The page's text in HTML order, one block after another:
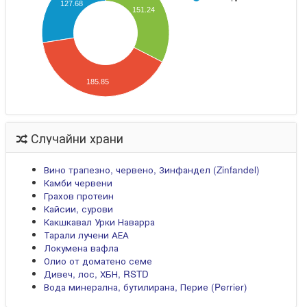
151.24
127.68
185.85
Случайни храни
Вино трапезно, червено, Зинфандел (Zinfandel)
Камби червени
Грахов протеин
Кайсии, сурови
Какшкавал Урки Наварра
Тарали лучени АЕА
Локумена вафла
Олио от доматено семе
Дивеч, лос, ХБН, RSTD
Вода минерална, бутилирана, Перие (Perrier)